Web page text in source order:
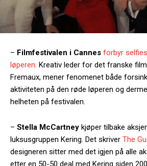
– Filmfestivalen i Cannes forbyr
løperen. Kreativ leder for det franske
Fremaux, mener fenomenet både
aktiviteten på den røde løperen og
helheten på festivalen.
– Stella McCartney kjøper tilbake
luksusgruppen Kering. Det skriver The
designeren sitter med det igjen på alle
etter en 50-50 deal med Kering siden